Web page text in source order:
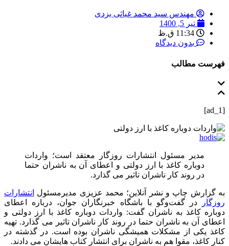
مهندس سید محمد غیاثی یزدی
تیر 5, 1400
11:34 ق.ظ
بدون دیدگاه
فهرست مطالب
[ad_1]
مدیر مسئول انتشارات روزگار معتقد است؛ واردات
دوباره کاغذ با ارز دولتی و اعطای آن به ناشران حتما
در روند کار ناشران تاثیر می‌ گذارد.
به گزارش چاپ و نشر آنلاین؛ محمد عزیزی مدیرمسئول
انتشارات
روزگار
در گفت‌وگو با باشگاه خبرنگاران جوان، درباره اعطای
دوباره کاغذ به ناشران گفت: واردات دوباره کاغذ با ارز دولتی و
اعطای آن به ناشران حتما در روند کار ناشران تاثیر می‌ گذارد. تهیه
کاغذ یکی از مشکلات همیشگی ناشران بوده است. در گذشته در
کنار کاغذ، مقوا هم به ناشران برای انتشار کتاب‌ هایشان می‌ دادند.